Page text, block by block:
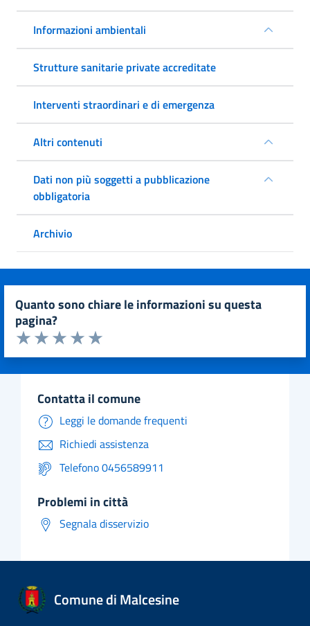
Informazioni ambientali
Strutture sanitarie private accreditate
Interventi straordinari e di emergenza
Altri contenuti
Dati non più soggetti a pubblicazione
obbligatoria
Archivio
quanto sono chiare le informazioni su questa
pagina?
Valuta da 1 a 5 stelle la pagina
Valuta 5 stelle su 5
Valuta 4 stelle su 5
Valuta 3 stelle su 5
Valuta 2 stelle su 5
Valuta 1 stelle su 5
contatta il comune
Leggi le domande frequenti
Richiedi assistenza
Telefono 0456589911
problemi in città
Segnala disservizio
Comune di Malcesine